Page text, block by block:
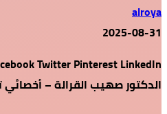
alroya
2025-08-31
الدكتور صهيب القرالة –